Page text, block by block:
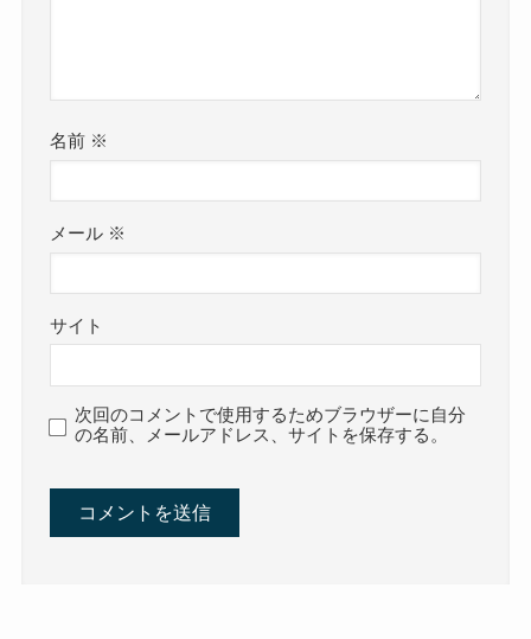
名前 ※
メール ※
サイト
次回のコメントで使用するためブラウザーに自分
の名前、メールアドレス、サイトを保存する。